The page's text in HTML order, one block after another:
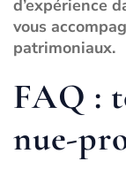
d’expérience
vous
patrimoniaux.
FAQ :
nue-